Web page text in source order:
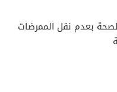
بعدم نقل الممرضات